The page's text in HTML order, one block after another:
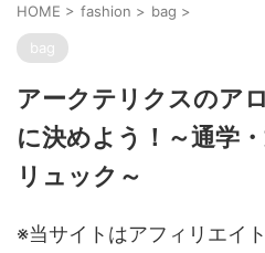
HOME > fashion > bag >
bag
アークテリクスのア
に決めよう！～通学
リュック～
※当サイトはアフィリエイ